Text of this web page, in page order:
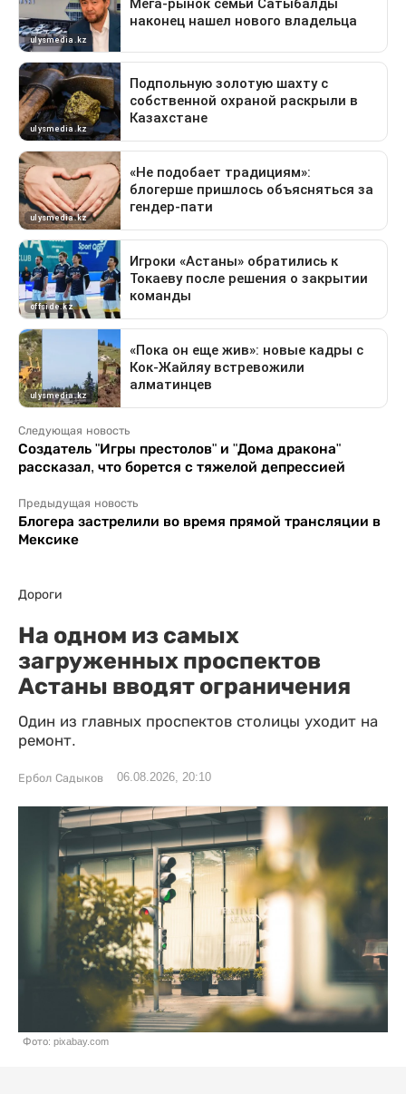
Следующая новость
Создатель "Игры престолов" и "Дома дракона"
рассказал, что борется с тяжелой депрессией
Предыдущая новость
Блогера застрелили во время прямой трансляции в
Мексике
Дороги
На одном из самых
загруженных проспектов
Астаны вводят ограничения
Один из главных проспектов столицы уходит на
ремонт.
Ербол Садыков 06.08.2026, 20:10
Фото: pixabay.com